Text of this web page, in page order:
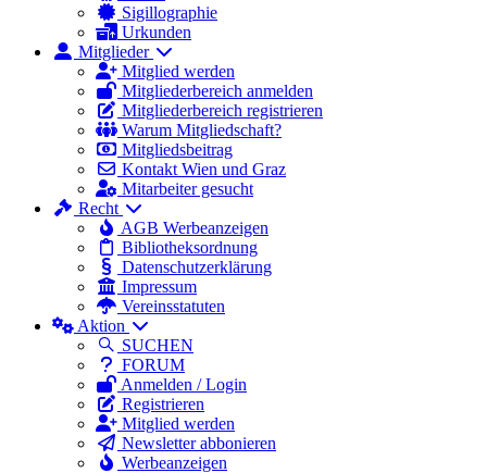
Sigillographie
Urkunden
Mitglieder
Mitglied werden
Mitgliederbereich anmelden
Mitgliederbereich registrieren
Warum Mitgliedschaft?
Mitgliedsbeitrag
Kontakt Wien und Graz
Mitarbeiter gesucht
Recht
AGB Werbeanzeigen
Bibliotheksordnung
Datenschutzerklärung
Impressum
Vereinsstatuten
Aktion
SUCHEN
FORUM
Anmelden / Login
Registrieren
Mitglied werden
Newsletter abbonieren
Werbeanzeigen